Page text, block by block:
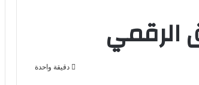
الرقمي
دقيقة واحدة